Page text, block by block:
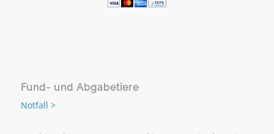
Fund- und Abgabetiere
Notfall >